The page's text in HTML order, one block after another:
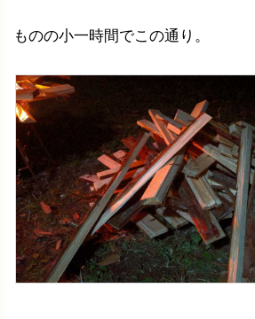
ものの小一時間でこの通り。